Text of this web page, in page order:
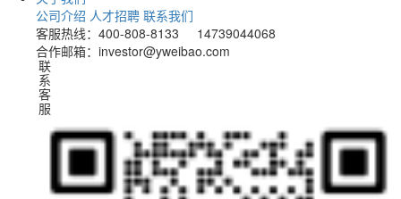
公司介绍 人才招聘 联系我们
客服热线：400-808-8133 14739044068
合作邮箱：investor@yweibao.com
联系客服